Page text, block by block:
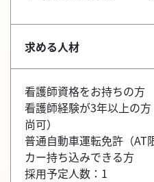
求める人材
看護師資格をお持ちの方
看護師経験が3年以上の
尚可）
普通自動車運転免許（AT
カー持ち込みできる方
採用予定人数：1